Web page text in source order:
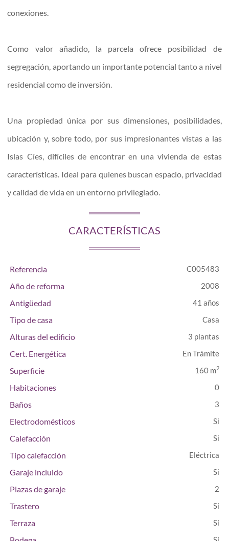
conexiones.
Como valor añadido, la parcela ofrece posibilidad de
segregación, aportando un importante potencial tanto a nivel
residencial como de inversión.
Una propiedad única por sus dimensiones, posibilidades,
ubicación y, sobre todo, por sus impresionantes vistas a las
Islas Cíes, difíciles de encontrar en una vivienda de estas
características. Ideal para quienes buscan espacio, privacidad
y calidad de vida en un entorno privilegiado.
CARACTERÍSTICAS
Referencia C005483
Año de reforma 2008
Antigüedad 41 años
Tipo de casa Casa
Alturas del edificio 3 plantas
Cert. Energética En Trámite
Superficie 160 m2
Habitaciones 0
Baños 3
Electrodomésticos
Calefacción
Tipo calefacción
Eléctrica
Garaje incluido
Plazas de garaje
2
Trastero
Terraza